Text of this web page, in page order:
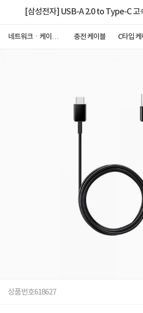
[삼성전자] USB-A 2.0 to Type-C 고
네트워크ㆍ케이블
충전 케이블 C타입
상품번호618627